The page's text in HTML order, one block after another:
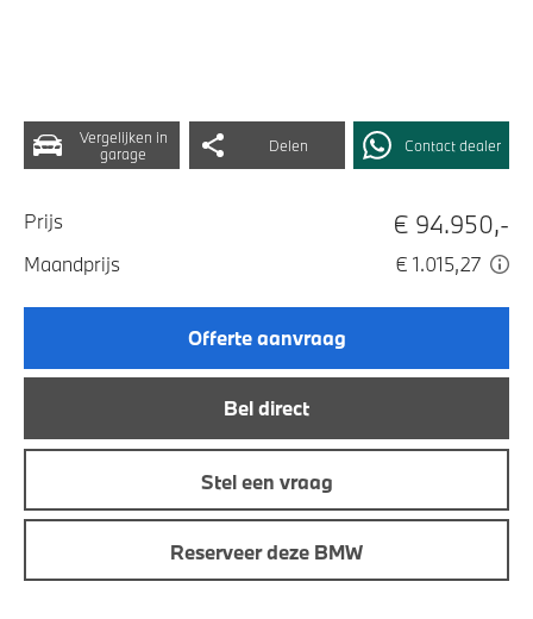
Vergelijken in
garage
Delen Contact dealer
Prijs € 94.950,-
Maandprijs € 1.015,27
Offerte aanvraag
Bel direct
Stel een vraag
Reserveer deze BMW